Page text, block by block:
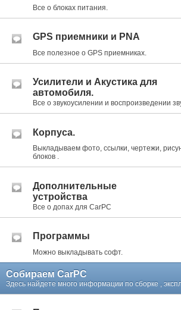
Все о блоках питания.
GPS приемники и PNA
Все полезное о GPS приемниках.
Усилители и Акустика для
автомобиля.
Все о звукоусилении и воспроизведении
Корпуса.
Выкладываем фото, ссылки, чертежи,
блоков .
Дополнительные
устройства
Все о допах для CarPC
Программы
Можно выкладывать софт.
Собираем CarPC
Здесь найдете много информации по сборке ,